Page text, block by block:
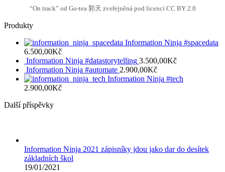
“On track” od Go-tea 郭天 zveřejněná pod licencí CC BY 2.0
Produkty
Information Ninja #spacedata
6.500,00Kč
Information Ninja #datastorytelling 3.500,00Kč
Information Ninja #automate 2.900,00Kč
Information Ninja #tech
2.900,00Kč
Další příspěvky
Information Ninja 2021 zápisníky jdou jako dar do desítek
základních škol
19/01/2021